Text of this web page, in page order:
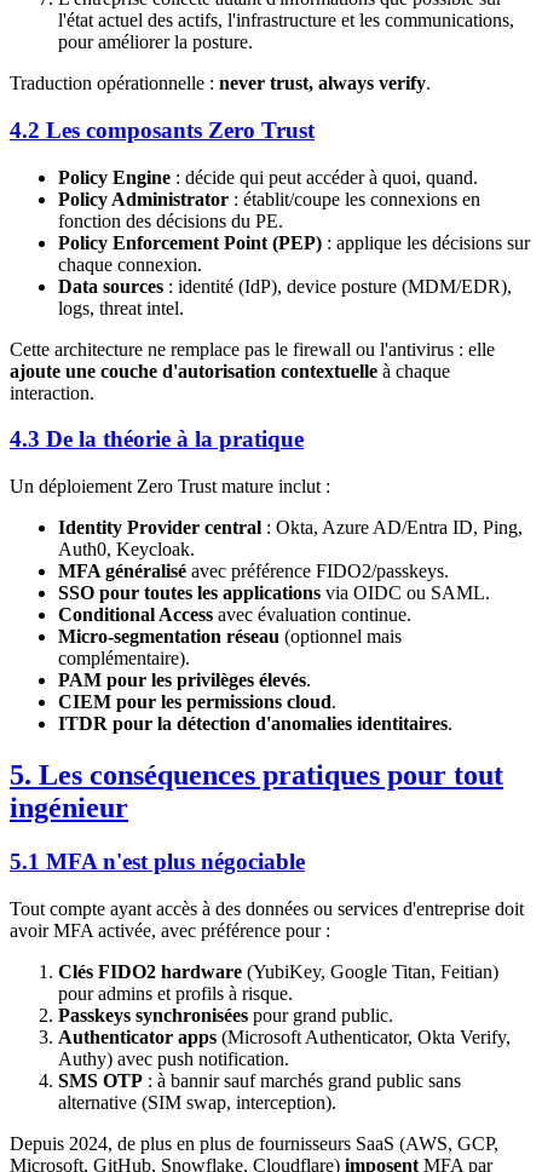
l'état actuel des actifs, l'infrastructure et les communications,
pour améliorer la posture.
Traduction opérationnelle : never trust, always verify.
4.2 Les composants Zero Trust
Policy Engine : décide qui peut accéder à quoi, quand.
Policy Administrator : établit/coupe les connexions en
fonction des décisions du PE.
Policy Enforcement Point (PEP) : applique les décisions sur
chaque connexion.
Data sources : identité (IdP), device posture (MDM/EDR),
logs, threat intel.
Cette architecture ne remplace pas le firewall ou l'antivirus : elle
ajoute une couche d'autorisation contextuelle à chaque
interaction.
4.3 De la théorie à la pratique
Un déploiement Zero Trust mature inclut :
Identity Provider central : Okta, Azure AD/Entra ID, Ping,
Auth0, Keycloak.
MFA généralisé avec préférence FIDO2/passkeys.
SSO pour toutes les applications via OIDC ou SAML.
Conditional Access avec évaluation continue.
Micro-segmentation réseau (optionnel mais
complémentaire).
PAM pour les privilèges élevés.
CIEM pour les permissions cloud.
ITDR pour la détection d'anomalies identitaires.
5. Les conséquences pratiques pour tout
ingénieur
5.1 MFA n'est plus négociable
Tout compte ayant accès à des données ou services d'entreprise doit
avoir MFA activée, avec préférence pour :
Clés FIDO2 hardware (YubiKey, Google Titan, Feitian)
pour admins et profils à risque.
Passkeys synchronisées pour grand public.
Authenticator apps (Microsoft Authenticator, Okta Verify,
Authy) avec push notification.
SMS OTP : à bannir sauf marchés grand public sans
alternative (SIM swap, interception).
Depuis 2024, de plus en plus de fournisseurs SaaS (AWS, GCP,
Microsoft, GitHub, Snowflake, Cloudflare) imposent MFA par